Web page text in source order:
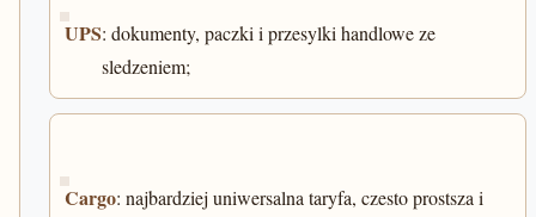
UPS: dokumenty, paczki i przesylki handlowe ze
sledzeniem;
Cargo: najbardziej uniwersalna taryfa, czesto prostsza i